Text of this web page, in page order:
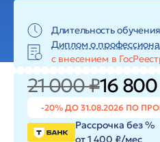
Длительность
Диплом о
с внесением в
21 000 ₽16
-20% ДО 31.08.2026 ПО
Рассрочка без %
от 1 400 ₽/мес